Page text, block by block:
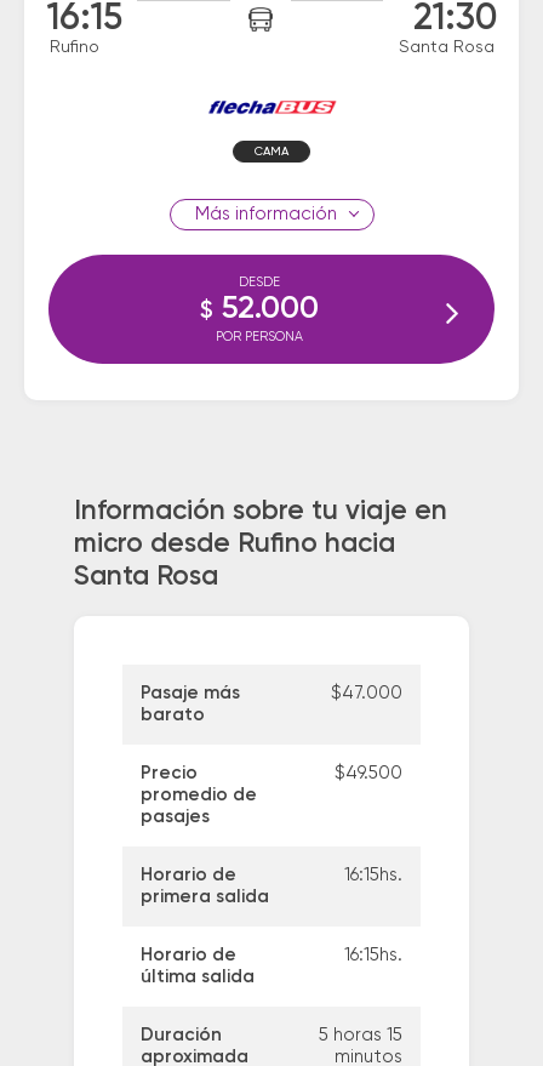
16:15
Rufino
21:30
Santa Rosa
CAMA
información
DESDE
$ 52.000
POR PERSONA
Información sobre tu viaje en
micro desde Rufino hacia
Santa Rosa
Pasaje más
barato
$47.000
Precio
promedio de
pasajes
$49.500
Horario de
primera salida
16:15hs.
Horario de
última salida
16:15hs.
Duración
aproximada
5 horas 15
minutos